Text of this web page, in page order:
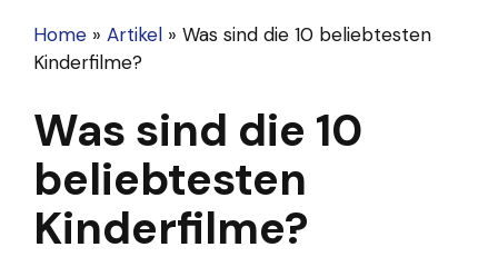
Home » Artikel » Was sind die 10 beliebtesten
Kinderfilme?
Was sind die 10
beliebtesten
Kinderfilme?